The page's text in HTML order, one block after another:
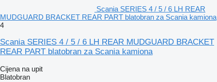
Scania SERIES 4 / 5 / 6 LH REAR
MUDGUARD BRACKET REAR PART blatobran za Scania kamiona
4
Scania SERIES 4 / 5 / 6 LH REAR MUDGUARD BRACKET
REAR PART blatobran za Scania kamiona
Cijena na upit
Blatobran